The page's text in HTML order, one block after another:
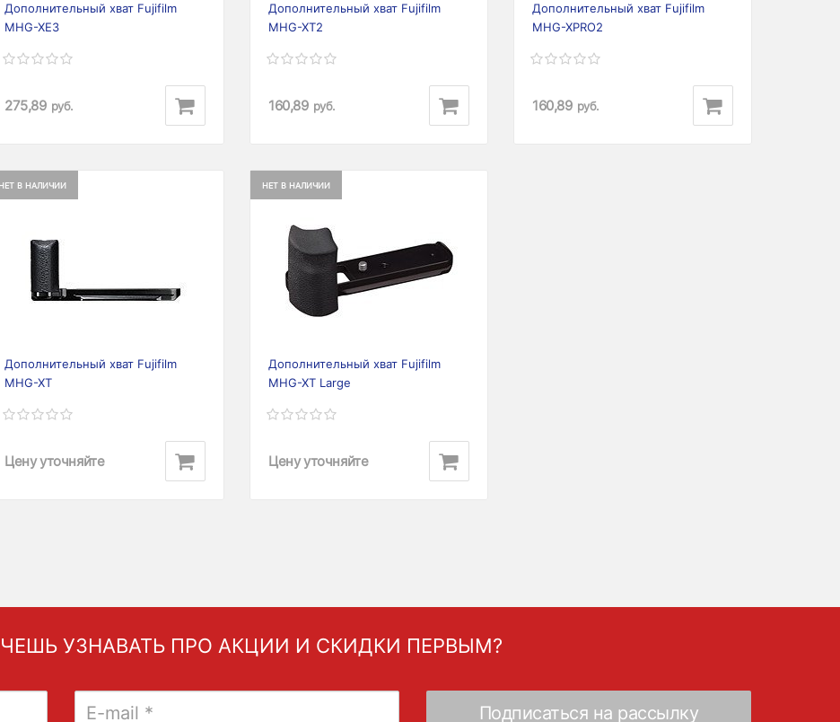
Дополнительный хват Fujifilm
MHG-XE3
275,89 руб.
Дополнительный хват Fujifilm
MHG-XT2
160,89 руб.
Дополнительный хват Fujifilm
MHG-XPRO2
160,89 руб.
НЕТ В НАЛИЧИИ
Дополнительный хват Fujifilm
MHG-XT
Цену уточняйте
НЕТ В НАЛИЧИИ
Дополнительный хват Fujifilm
MHG-XT Large
Цену уточняйте
УЗНАВАТЬ ПРО АКЦИИ И СКИДКИ ПЕРВЫМ?